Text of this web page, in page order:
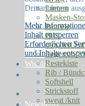
Drittanbietern
Mehr
Inhalt entsperren
Erforderlichen
und Inhalte
Wishlist
Newsletter
Linnen
Masken-
Paneele
PUL
recycled
Restekiste
Rib /
Softshell
Strickstoff
sweat /knit